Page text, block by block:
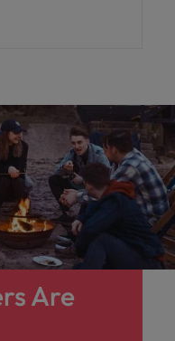
en oog voor
Are